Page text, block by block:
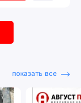
показать все